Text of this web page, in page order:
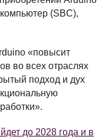
(SBC),
«повысит
во всех отраслях
подход и дух
до 2028 года и в